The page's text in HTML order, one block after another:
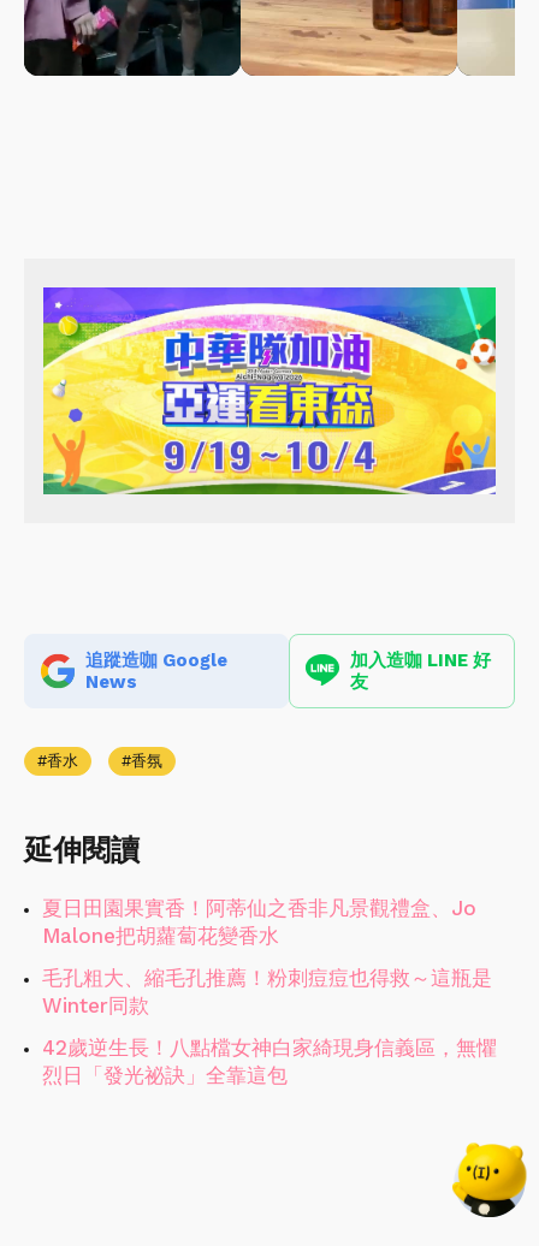
追蹤造咖 Google
News
加入造咖 LINE 好
友
香水 香氛
延伸閱讀
夏日田園果實香！阿蒂仙之香非凡景觀禮盒、Jo
Malone把胡蘿蔔花變香水
毛孔粗大、縮毛孔推薦！粉刺痘痘也得救～這瓶是
Winter同款
42歲逆生長！八點檔女神白家綺現身信義區，無懼
烈日「發光祕訣」全靠這包